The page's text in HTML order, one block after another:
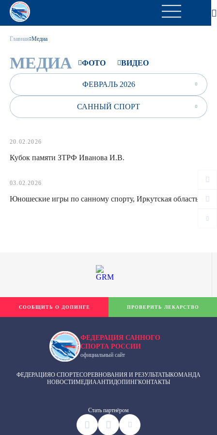
Главная Медиа
МЕДИА ФОТО ВИДЕО
ФЕВРАЛЬ 2026
САННЫЙ СПОРТ
20.02.2026
Кубок памяти ЗТРФ Иванова И.В.
03.02.2026
Юношеские игры по санному спорту, Иркутская область
ФЕДЕРАЦИЯ САННОГО
СПОРТА РОССИИ
официальный сайт
ФЕДЕРАЦИЯО СПОРТЕСОРЕВНОВАНИЯ И РЕЗУЛЬТАТЫКОМАНДА
НОВОСТИМЕДИААНТИДОПИНГКОНТАКТЫ
Cтать партнёром
СООБЩИТЬ О ДОПИНГЕ ПРОВЕРИТЬ ЛЕКАРСТВО